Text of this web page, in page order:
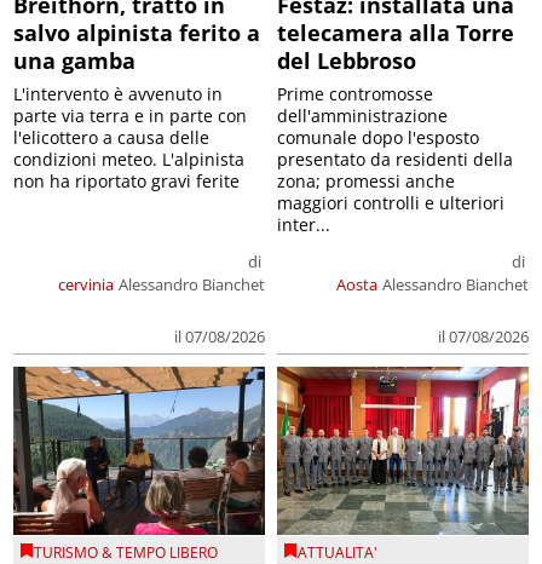
salvo alpinista ferito a
una gamba
cervinia
di
Alessandro Bianchet
il 07/08/2026
L'intervento è avvenuto in
parte via terra e in parte con
l'elicottero a causa delle
condizioni meteo. L'alpinista
non ha riportato gravi ferite
telecamera alla Torre
del Lebbroso
Aosta
di
Alessandro Bianchet
il 07/08/2026
Prime contromosse
dell'amministrazione
comunale dopo l'esposto
presentato da residenti della
zona; promessi anche
maggiori controlli e ulteriori
inter...
TURISMO & TEMPO LIBERO ATTUALITA'